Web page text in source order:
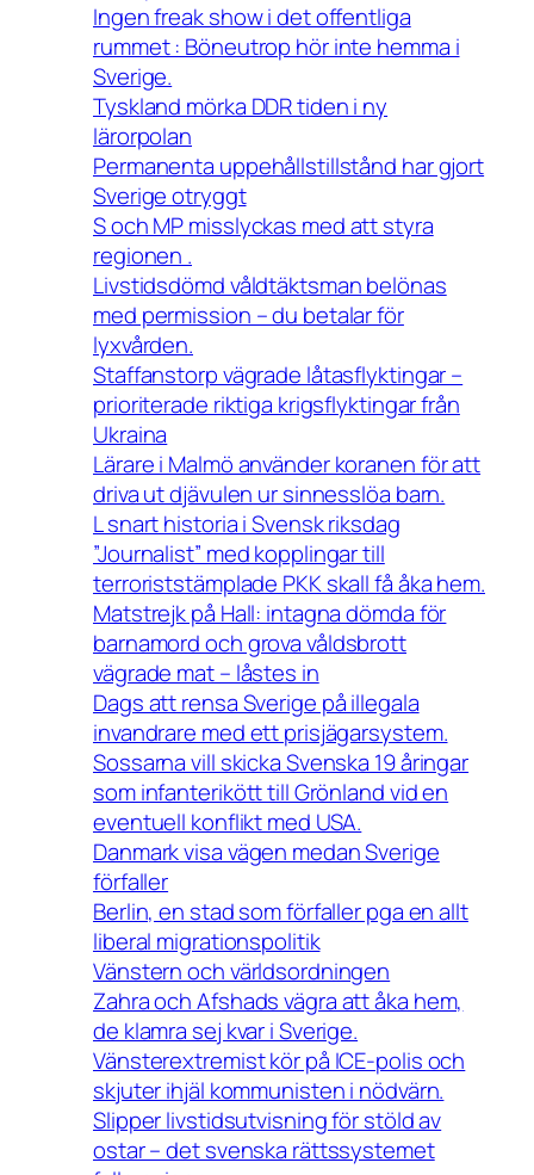
Ingen freak show i det offentliga
rummet : Böneutrop hör inte hemma i
Sverige.
Tyskland mörka DDR tiden i ny
lärorpolan
Permanenta uppehållstillstånd har gjort
Sverige otryggt
S och MP misslyckas med att styra
regionen .
Livstidsdömd våldtäktsman belönas
med permission – du betalar för
lyxvården.
Staffanstorp vägrade låtasflyktingar –
prioriterade riktiga krigsflyktingar från
Ukraina
Lärare i Malmö använder koranen för att
driva ut djävulen ur sinnesslöa barn.
L snart historia i Svensk riksdag
”Journalist” med kopplingar till
terroriststämplade PKK skall få åka hem.
Matstrejk på Hall: intagna dömda för
barnamord och grova våldsbrott
vägrade mat – låstes in
Dags att rensa Sverige på illegala
invandrare med ett prisjägarsystem.
Sossarna vill skicka Svenska 19 åringar
som infanterikött till Grönland vid en
eventuell konflikt med USA.
Danmark visa vägen medan Sverige
förfaller
Berlin, en stad som förfaller pga en allt
liberal migrationspolitik
Vänstern och världsordningen
Zahra och Afshads vägra att åka hem,
de klamra sej kvar i Sverige.
Vänsterextremist kör på ICE-polis och
skjuter ihjäl kommunisten i nödvärn.
Slipper livstidsutvisning för stöld av
ostar – det svenska rättssystemet